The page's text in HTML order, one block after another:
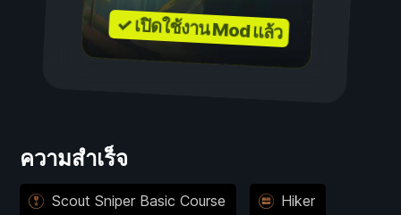
✓ เปิดใช้งาน Mod แล้ว
ความสำเร็จ
Scout Sniper Basic Course Hiker